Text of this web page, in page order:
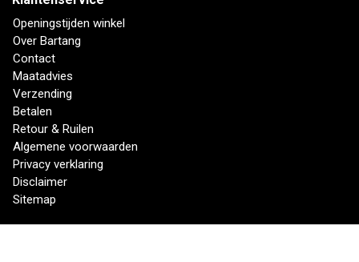
Openingstijden winkel
Over Bartang
Contact
Maatadvies
Verzending
Betalen
Retour & Ruilen
Algemene voorwaarden
Privacy verklaring
Disclaimer
Sitemap